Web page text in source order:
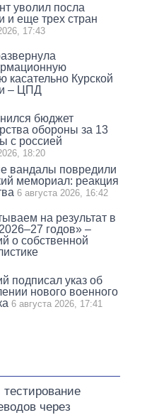
уволил посла
и еще трех стран
17:43
касательно Курской
– ЦПД
бюджет
обороны за 13
с россией
18:20
вандалы повредили
мемориал: реакция
6 августа 2026, 16:42
на результат в
годов» –
о собственной
подписал указ об
нового военного
6 августа 2026, 17:41
через